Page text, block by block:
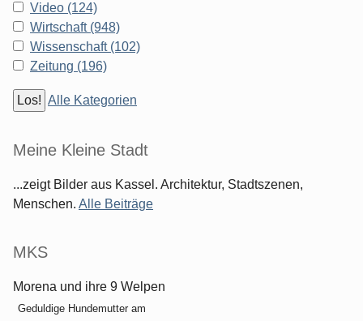
Video (124)
Wirtschaft (948)
Wissenschaft (102)
Zeitung (196)
Alle Kategorien
Meine Kleine Stadt
...zeigt Bilder aus Kassel. Architektur, Stadtszenen,
Menschen. Alle Beiträge
MKS
Morena und ihre 9 Welpen
Geduldige Hundemutter am